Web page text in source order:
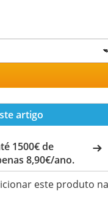
artigo
1500€ de
8,90€/ano.
este produto na